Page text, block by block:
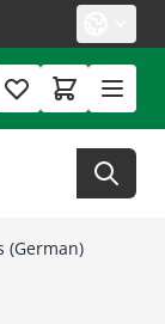
(German)